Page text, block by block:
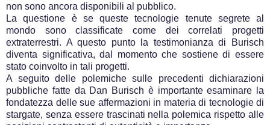
non sono ancora disponibili al pubblico.
La questione è se queste tecnologie tenute segrete al
mondo sono classificate come dei correlati progetti
extraterrestri. A questo punto la testimonianza di Burisch
diventa significativa, dal momento che sostiene di essere
stato coinvolto in tali progetti.
A seguito delle polemiche sulle precedenti dichiarazioni
pubbliche fatte da Dan Burisch è importante esaminare la
fondatezza delle sue affermazioni in materia di tecnologie di
stargate, senza essere trascinati nella polemica rispetto alle